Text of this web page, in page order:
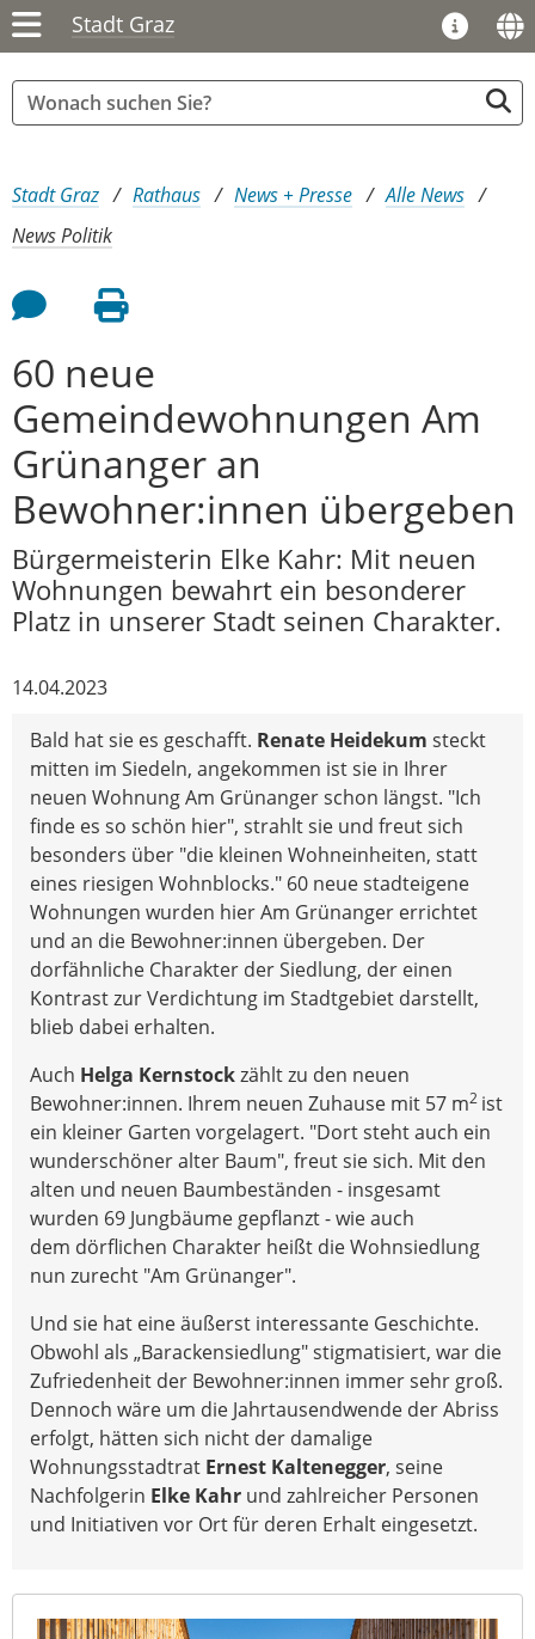
Stadt Graz
Sie sind hier:
Stadt Graz Rathaus News + Presse
Alle News
News Politik
Feedback an Autor
Seite drucken
60 neue
Gemeindewohnungen Am
Grünanger an
Bewohner:innen übergeben
Bürgermeisterin Elke Kahr: Mit neuen
Wohnungen bewahrt ein besonderer
Platz in unserer Stadt seinen Charakter.
14.04.2023
Bald hat sie es geschafft. Renate Heidekum steckt
mitten im Siedeln, angekommen ist sie in Ihrer
neuen Wohnung Am Grünanger schon längst. "Ich
finde es so schön hier", strahlt sie und freut sich
besonders über "die kleinen Wohneinheiten, statt
eines riesigen Wohnblocks." 60 neue stadteigene
Wohnungen wurden hier Am Grünanger errichtet
und an die Bewohner:innen übergeben. Der
dorfähnliche Charakter der Siedlung, der einen
Kontrast zur Verdichtung im Stadtgebiet darstellt,
blieb dabei erhalten.
Auch Helga Kernstockzählt zu den neuen
Bewohner:innen. Ihrem neuen Zuhause mit 57 m2 ist
ein kleiner Garten vorgelagert. "Dort steht auch ein
wunderschöner alter Baum", freut sie sich. Mit den
alten und neuen Baumbeständen - insgesamt
wurden 69 Jungbäume gepflanzt - wie auch
dem dörflichen Charakter heißt die Wohnsiedlung
nun zurecht "Am Grünanger".
Und sie hat eine äußerst interessante Geschichte.
Obwohl als „Barackensiedlung" stigmatisiert, war die
Zufriedenheit der Bewohner:innen immer sehr groß.
Dennoch wäre um die Jahrtausendwende der Abriss
erfolgt, hätten sich nicht der damalige
Wohnungsstadtrat Ernest Kaltenegger, seine
Nachfolgerin Elke Kahr und zahlreicher Personen
und Initiativen vor Ort für deren Erhalt eingesetzt.